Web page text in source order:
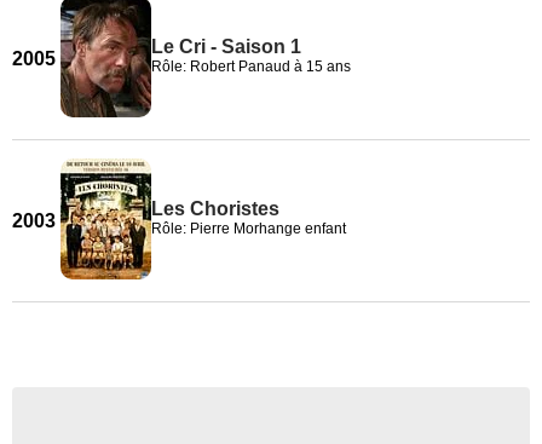
2005
Le Cri - Saison 1
Rôle: Robert Panaud à 15 ans
2003
Les Choristes
Rôle: Pierre Morhange enfant